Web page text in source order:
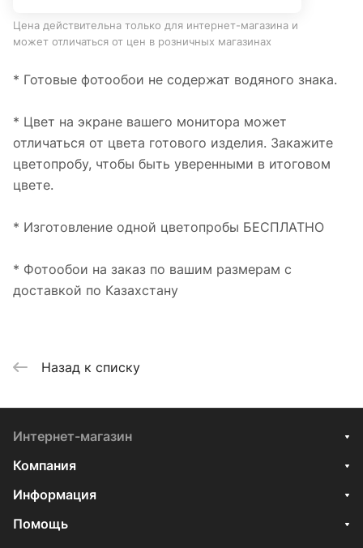
Цена действительна только для интернет-магазина и
может отличаться от цен в розничных магазинах
* Готовые фотообои не содержат водяного знака.
* Цвет на экране вашего монитора может
отличаться от цвета готового изделия. Закажите
цветопробу, чтобы быть уверенными в итоговом
цвете.
* Изготовление одной цветопробы БЕСПЛАТНО
* Фотообои на заказ по вашим размерам с
доставкой по Казахстану
Назад к списку
Интернет-магазин
Компания
Информация
Помощь